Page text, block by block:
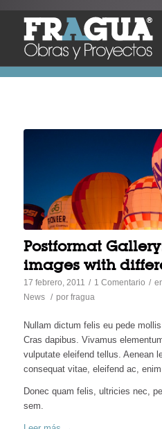
Postformat
images with
17 febrero, 2011 / 1 Comentario /
News
/ por fragua
Nullam dictum felis eu pede
Cras dapibus. Vivamus
vulputate eleifend tellus. Aenean
consequat vitae, eleifend ac,
Donec quam felis, ultricies nec,
sem.